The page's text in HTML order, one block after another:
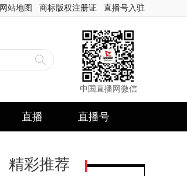
网站地图 商标版权注册证 直播号入驻
中国直播网微信
直播 直播号
精彩推荐